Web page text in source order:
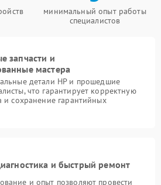
минимальный опыт работы
специалистов
запчасти и
мастера
детали HP и прошедшие
что гарантирует корректную
и сохранение гарантийных
и быстрый ремонт
и опыт позволяют провести